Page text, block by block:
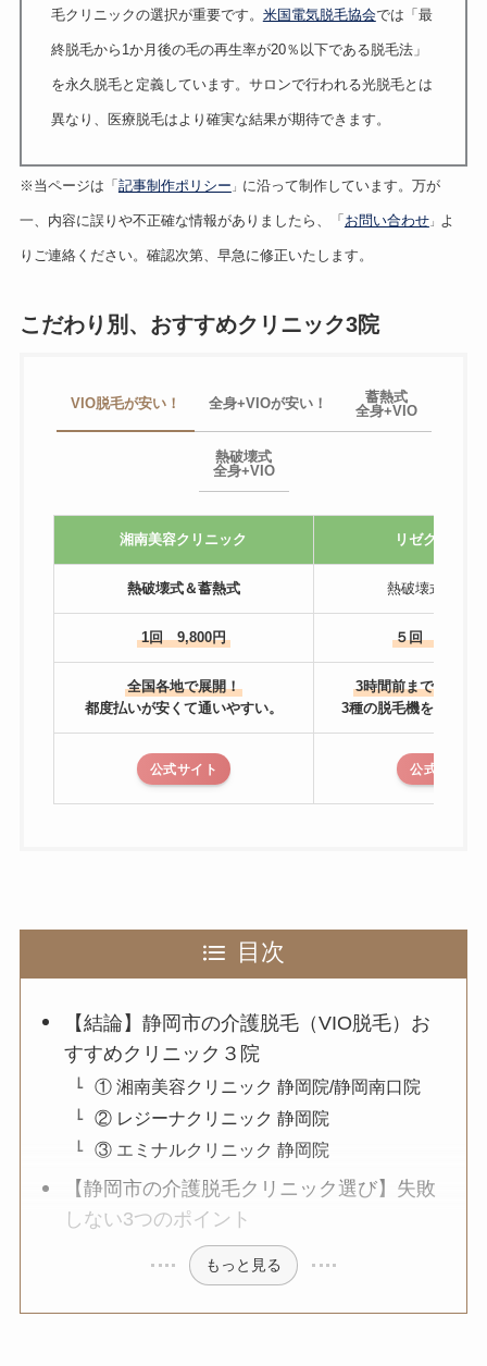
毛クリニックの選択が重要です。 米国電気脱毛協会では「最
終脱毛から1か月後の毛の再生率が20％以下である脱毛法」
を永久脱毛と定義しています。サロンで行われる光脱毛とは
異なり、医療脱毛はより確実な結果が期待できます。
※当ページは「 記事制作ポリシー 」 に沿って制作しています。万が
一、内容に誤りや不正確な情報がありましたら、「 お問い合わせ」 よ
りご連絡ください。確認次第、早急に修正いたします。
こだわり別、おすすめクリニック3院
VIO脱毛が安い！ 全身+VIOが安い！
蓄熱式
全身+VIO
熱破壊式
全身+VIO
湘南美容クリニック リゼクリニッ
熱破壊式＆蓄熱式 熱破壊式＆蓄
1回 9,800円 ５回 81,600
全国各地で展開！
都度払いが安くて通いやすい。
3時間前までキャン
3種の脱毛機を使い分
公式サイト 公式サイト
目次
【結論】静岡市の介護脱毛（VIO脱毛）お
すすめクリニック３院
① 湘南美容クリニック 静岡院/静岡南口院
② レジーナクリニック 静岡院
③ エミナルクリニック 静岡院
【静岡市の介護脱毛クリニック選び】失敗
しない3つのポイント
もっと見る